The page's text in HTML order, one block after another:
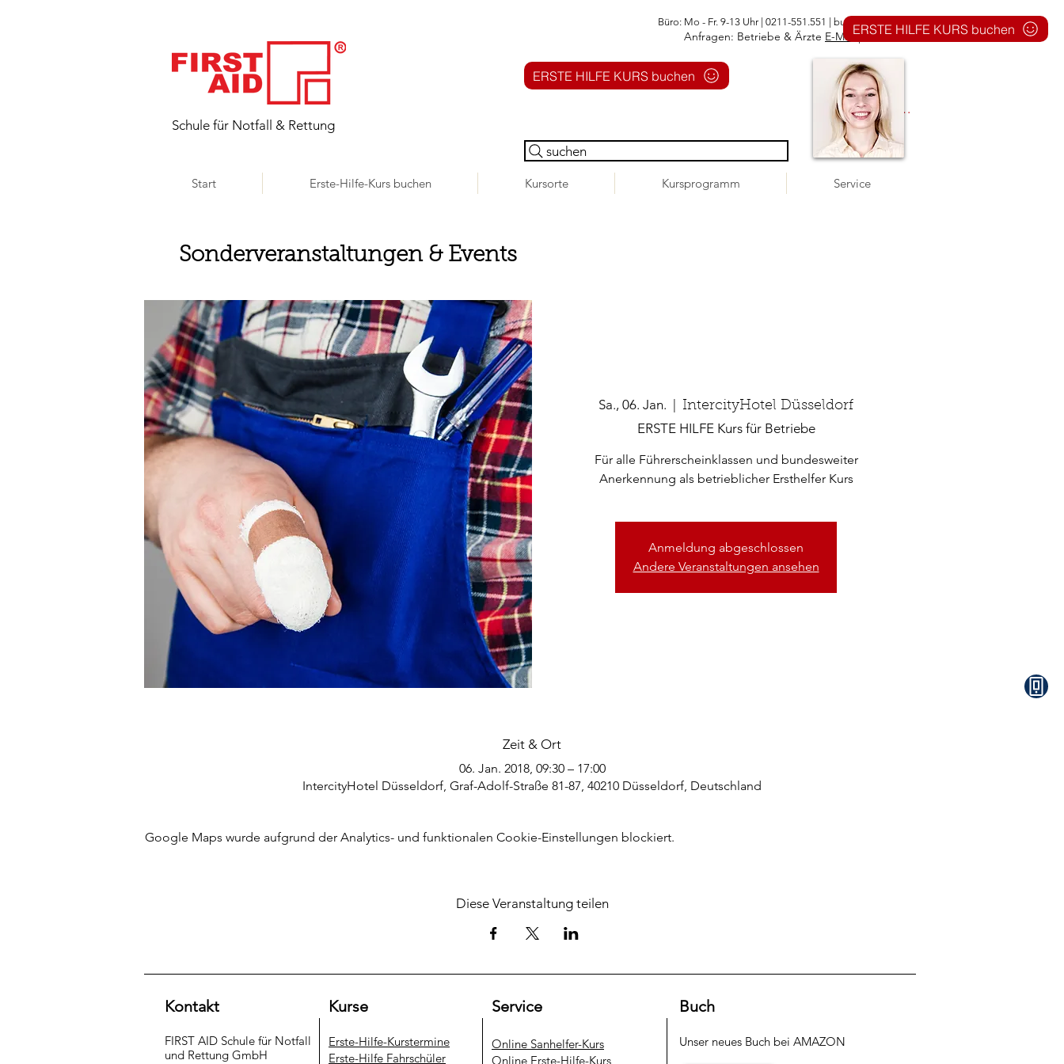
ERSTE HILFE KURS buchen
​Schule für Notfall & Rettung
Büro: Mo - Fr. 9-13 Uhr | 0211-551.551 | buero@1aid.de
Anfragen: Betriebe & Ärzte E-Mail| Telefon
ERSTE HILFE KURS buchen
Anmelden
suchen
Start Erste-Hilfe-Kurs buchen Kursorte Kursprogramm Service
Sonderveranstaltungen & Events
Sa., 06. Jan.
  |
IntercityHotel Düsseldorf
ERSTE HILFE Kurs für Betriebe
Für alle Führerscheinklassen und bundesweiter
Anerkennung als betrieblicher Ersthelfer Kurs
Anmeldung abgeschlossen
Andere Veranstaltungen ansehen
Zeit & Ort
06. Jan. 2018, 09:30 – 17:00
IntercityHotel Düsseldorf, Graf-Adolf-Straße 81-87, 40210 Düsseldorf, Deutschland
Google Maps wurde aufgrund der Analytics- und funktionalen Cookie-Einstellungen blockiert.
Diese Veranstaltung teilen
Kontakt
FIRST AID Schule für Notfall
und Rettung​ GmbH
Kurse
Erste-Hilfe-Kurstermine
Erste-Hilfe Fahrschüler
Service
​Online Sanhelfer-Kurs​
Online Erste-Hilfe-Kurs
Buch
Unser neues Buch bei AMAZON